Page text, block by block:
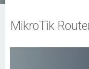
MikroTik